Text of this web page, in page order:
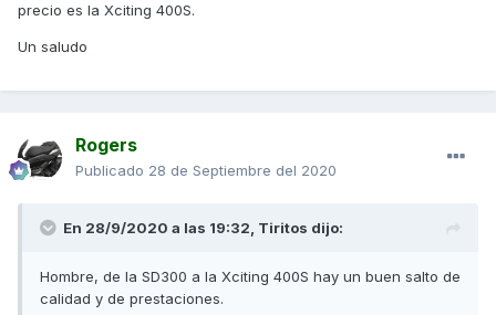
precio es la Xciting 400S.
Un saludo
Rogers
Publicado 28 de Septiembre del 2020
En 28/9/2020 a las 19:32, Tiritos dijo:
Hombre, de la SD300 a la Xciting 400S hay un buen salto de
calidad y de prestaciones.